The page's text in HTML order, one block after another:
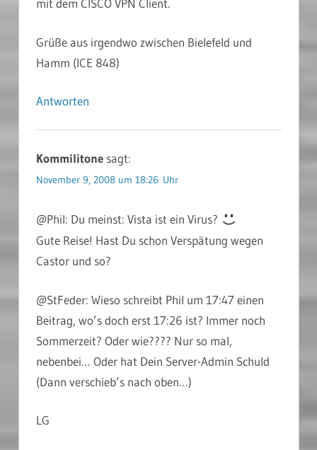
mit dem CISCO VPN Client.
Grüße aus irgendwo zwischen Bielefeld und
Hamm (ICE 848)
Antworten
Kommilitone sagt:
November 9, 2008 um 18:26 Uhr
@Phil: Du meinst: Vista ist ein Virus?
Gute Reise! Hast Du schon Verspätung wegen
Castor und so?
@StFeder: Wieso schreibt Phil um 17:47 einen
Beitrag, wo’s doch erst 17:26 ist? Immer noch
Sommerzeit? Oder wie???? Nur so mal,
nebenbei… Oder hat Dein Server-Admin Schuld
(Dann verschieb’s nach oben…)
LG